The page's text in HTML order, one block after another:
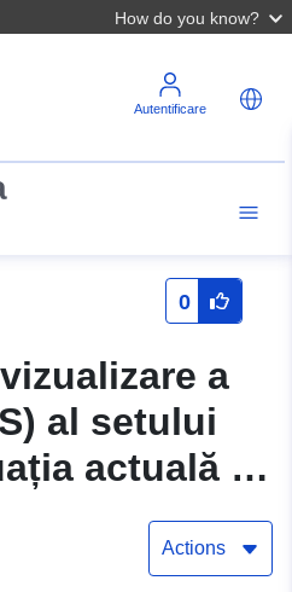
How do you know?
Autentificare
0
a
al setului
actuală a
de planificare
Actions